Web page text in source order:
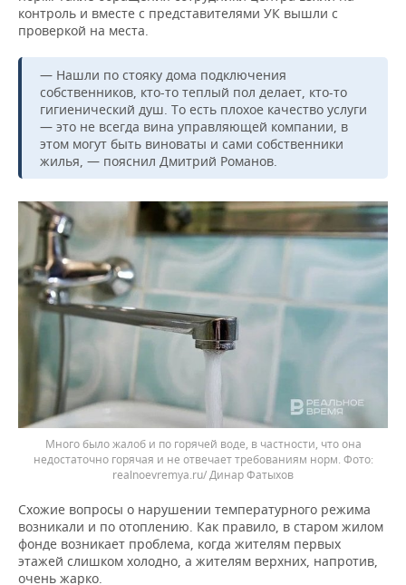
контроль и вместе с представителями УК вышли с
проверкой на места.
— Нашли по стояку дома подключения
собственников, кто-то теплый пол делает, кто-то
гигиенический душ. То есть плохое качество услуги
— это не всегда вина управляющей компании, в
этом могут быть виноваты и сами собственники
жилья, — пояснил Дмитрий Романов.
Много было жалоб и по горячей воде, в частности, что она
недостаточно горячая и не отвечает требованиям норм.
realnoevremya.ru/ Динар Фатыхов
Схожие вопросы о нарушении температурного режима
возникали и по отоплению. Как правило, в старом жилом
фонде возникает проблема, когда жителям первых
этажей слишком холодно, а жителям верхних, напротив,
очень жарко.